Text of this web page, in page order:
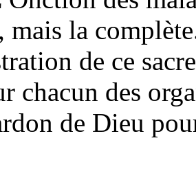
mais la
de ce
chacun des
de Dieu